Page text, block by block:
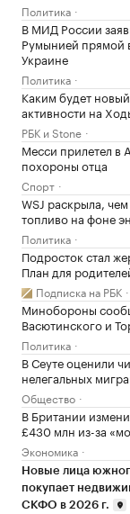
Политика
В МИД России
Румынией
Украине
Политика
Каким будет
активности на
РБК и Stone
Месси прилетел в
похороны отца
Спорт
WSJ раскрыла,
топливо на фоне
Политика
Подросток стал
План для
Подписка на РБК
Минобороны
Васютинского и
Политика
В Сеуте оценили
нелегальных
Общество
В Британии
£430 млн из-за
Экономика
Новые лица
покупает
СКФО в 2026 г.